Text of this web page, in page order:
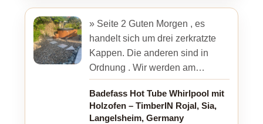
» Seite 2 Guten Morgen , es
handelt sich um drei zerkratzte
Kappen. Die anderen sind in
Ordnung . Wir werden am
Wochenende den zu er
anschliessen und alles testen. Er
kann ...
Badefass Hot Tube Whirlpool mit
Holzofen – TimberIN Rojal, Sia,
Langelsheim, Germany